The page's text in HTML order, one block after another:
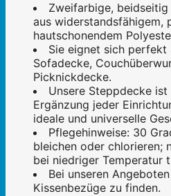
Zweifarbige,
aus widerstandsfähigem,
hautschonendem
Sie eignet sich perfekt
Sofadecke,
Picknickdecke.
Unsere Steppdecke
Ergänzung jeder
ideale und universelle
Pflegehinweise: 30
bleichen oder chlorieren;
bei niedriger Temperatur
Bei unseren
Kissenbezüge zu finden.